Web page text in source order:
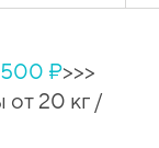
₽>>>
от 20 кг /